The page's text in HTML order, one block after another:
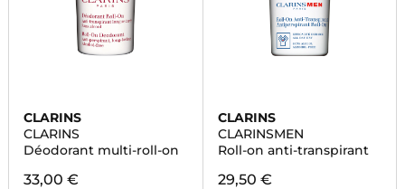
CLARINS
CLARINS
Déodorant multi-roll-on
33,00 €
CLARINS
CLARINSMEN
Roll-on anti-transpirant
29,50 €